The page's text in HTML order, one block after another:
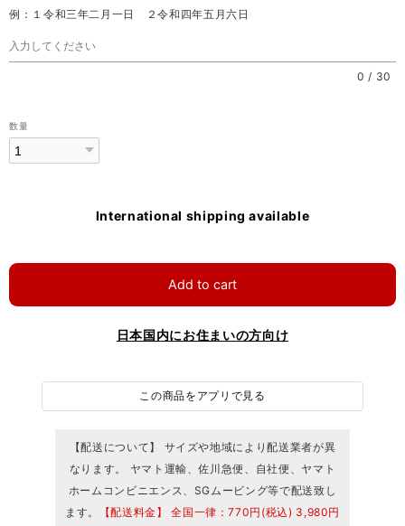
例：１令和三年二月一日 ２令和四年五月六日
0 / 30
数量
International shipping available
Add to cart
日本国内にお住まいの方向け
この商品をアプリで見る
【配送について】 サイズや地域により配送業者が異
なります。 ヤマト運輸、佐川急便、自社便、ヤマト
ホームコンビニエンス、SGムービング等で配送致し
ます。
【配送料金】 全国一律：770円(税込) 3,980円